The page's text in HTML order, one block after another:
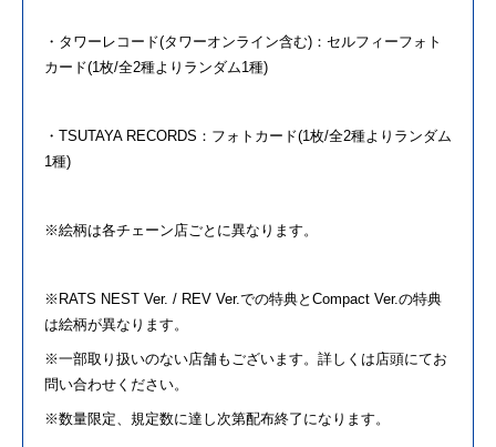
・タワーレコード(タワーオンライン含む)：セルフィーフォト
カード(1枚/全2種よりランダム1種)
・TSUTAYA RECORDS：フォトカード(1枚/全2種よりランダム
1種)
※絵柄は各チェーン店ごとに異なります。
※RATS NEST Ver. / REV Ver.での特典とCompact Ver.の特典
は絵柄が異なります。
※一部取り扱いのない店舗もございます。詳しくは店頭にてお
問い合わせください。
※数量限定、規定数に達し次第配布終了になります。